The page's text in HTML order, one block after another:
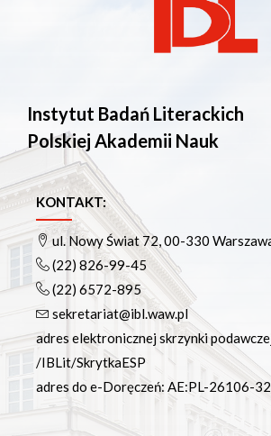
Instytut Badań Literackich
Polskiej Akademii Nauk
KONTAKT:
ul. Nowy Świat 72, 00-330
(22) 826-99-45
(22) 6572-895
sekretariat@ibl.waw.pl
adres elektronicznej skrzynki
/IBLit/SkrytkaESP
adres do e-Doręczeń: AE:PL-26106-